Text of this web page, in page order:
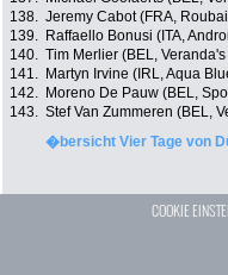
138. Jeremy Cabot (FRA,
139.
Raffaello Bonusi (ITA,
140. Tim Merlier (BEL,
141.
Martyn Irvine (IRL, Aqua
142.
Moreno De Pauw (BEL,
143. Stef Van Zummeren (BEL,
�bersicht Vier Tage von
COOKIE